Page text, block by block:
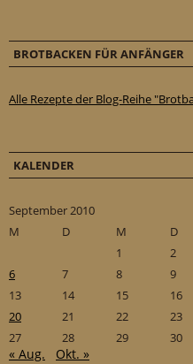
BROTBACKEN FÜR ANFÄNGER
Alle Rezepte der Blog-Reihe
KALENDER
September 2010
M
D M D
1
2
6
7 8 9
13
14 15 16
20
21 22 23
27
28 29 30
« Aug. Okt. »